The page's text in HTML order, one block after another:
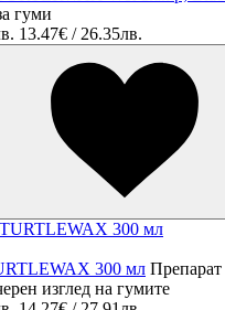
гуми
13.47€ / 26.35лв.
300 мл Препарат
изглед на гумите